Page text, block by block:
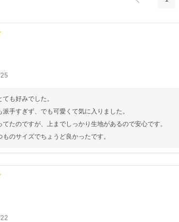
も好みでした。
派手すぎず、でも可愛くて気に入りました。
てたのですが、上までしっかり生地があるので安心です。
のサイズでちょうど良かったです。